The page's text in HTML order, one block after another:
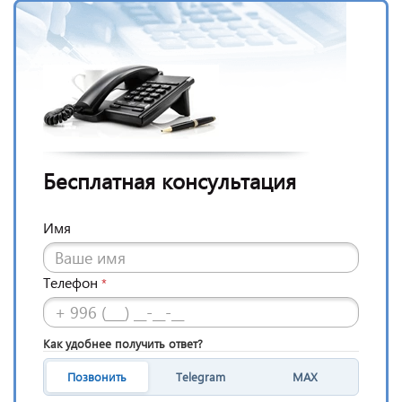
Бесплатная консультация
Имя
Телефон *
Как удобнее получить ответ?
Позвонить Telegram MAX